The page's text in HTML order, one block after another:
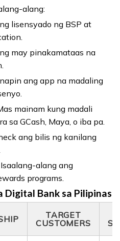
alang:
lisensyado ng BSP at
may pinakamataas na
ang app na madaling
mainam kung madali
sa GCash, Maya, o iba pa.
ang bilis ng kanilang
alang ang
programs.
Digital Bank sa Pilipinas
TARGET
CUSTOMERS